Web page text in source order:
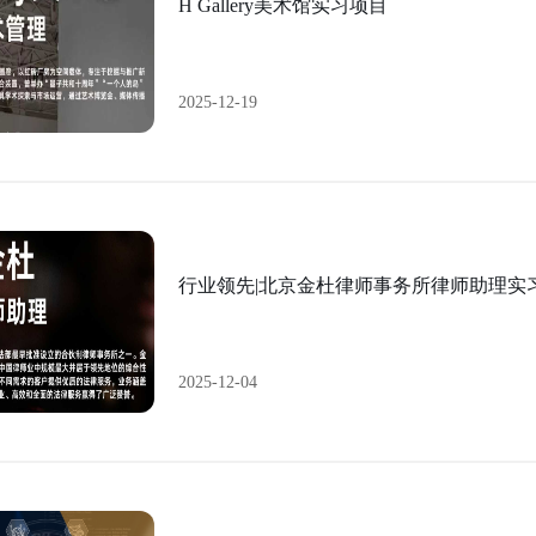
H Gallery美术馆实习项目
2025-12-19
行业领先|北京金杜律师事务所律师助理实
2025-12-04